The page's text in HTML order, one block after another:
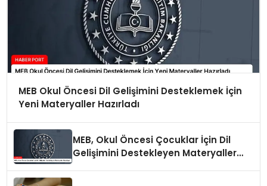
MEB Okul Öncesi Dil Gelişimini Desteklemek İçin
Yeni Materyaller Hazırladı
MEB, Okul Öncesi Çocuklar İçin Dil
Gelişimini Destekleyen Materyaller